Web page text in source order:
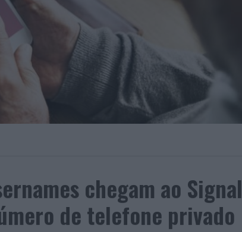
chegam ao Signal
de telefone privado